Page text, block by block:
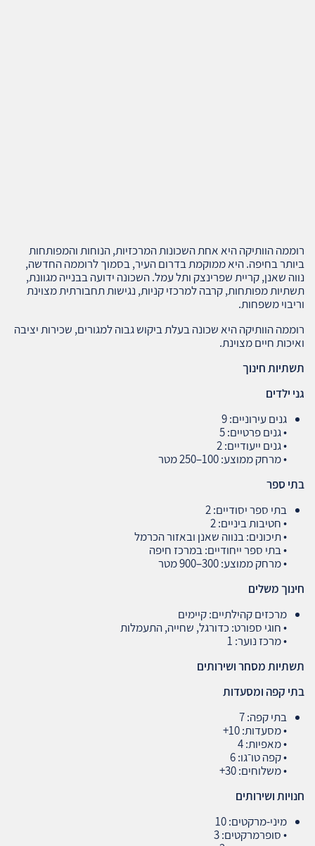
רוממה הוותיקה היא אחת השכונות המרכזיות, הנוחות והמפותחות
ביותר בחיפה. היא ממוקמת בדרום העיר, בסמוך לרוממה החדשה,
נווה שאנן, קריית שפרינצק ותל עמל. השכונה ידועה בבנייה מגוונת,
תשתיות מפותחות, קרבה למרכזי קניות, נגישות תחבורתית מצוינת
וריבוי משפחות.
רוממה הוותיקה היא שכונה בעלת ביקוש גבוה למגורים, שכירות יציבה
ואיכות חיים מצוינת.
תשתיות חינוך
גני ילדים
גנים עירוניים: 9
• גנים פרטיים: 5
• גנים ייעודיים: 2
• מרחק ממוצע: 100–250 מטר
בתי ספר
בתי ספר יסודיים: 2
• חטיבות ביניים: 2
• תיכונים: בנווה שאנן ובאזור הכרמל
• בתי ספר ייחודיים: במרכז חיפה
• מרחק ממוצע: 300–900 מטר
חינוך משלים
מרכזים קהילתיים: קיימים
• חוגי ספורט: כדורגל, שחייה, התעמלות
• מרכז נוער: 1
תשתיות מסחר ושירותים
בתי קפה ומסעדות
בתי קפה: 7
• מסעדות: 10+
• מאפיות: 4
• קפה טו־גו: 6
• משלוחים: 30+
חנויות ושירותים
מיני‑מרקטים: 10
• סופרמרקטים: 3